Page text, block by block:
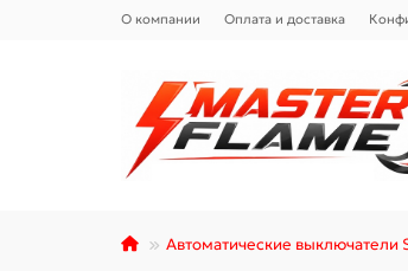
О компании Оплата и доставка
Автоматические выключатели